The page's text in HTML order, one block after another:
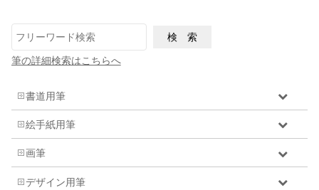
筆の詳細検索はこちらへ
書道用筆
絵手紙用筆
画筆
デザイン用筆